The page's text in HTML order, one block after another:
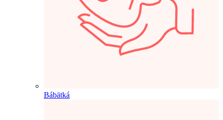
Bábätká